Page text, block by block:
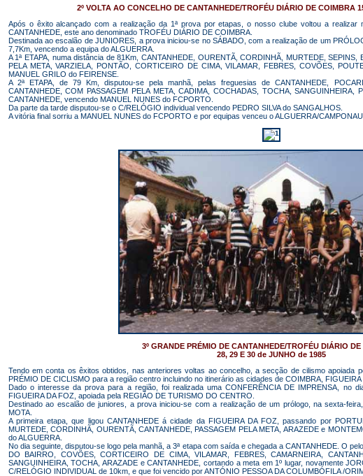
2º VOLTA AO CONCELHO DE CANTANHEDE/TROFÉU DIÁRIO DE COIMBRA
Após o êxito alcançado com a realização da 1ª prova por etapas, o nosso clube voltou a realizar
CANTANHEDE, este ano denominado TROFÉU DIÁRIO DE COIMBRA.
Destinada ao escalão de JUNIORES, a prova iniciou-se no SÁBADO, com a realização de um
7,7Km, vencendo a equipa do ALGUERRA.
A 1ª ETAPA, numa distância de 81Km, CANTANHEDE, OURENTÃ, CORDINHÃ, MURTEDE,
PELA META, VARZIELA, PONTÃO, CORTICEIRO DE CIMA, VILAMAR, FEBRES, COVÕES,
MANUEL GRILO do FEIRENSE.
A 2ª ETAPA, de 79 Km, disputou-se pela manhã, pelas freguesias de CANTANHEDE,
CANTANHEDE, COM PASSAGEM PELA META, CADIMA, COCHADAS, TOCHA, SANGUINHEIRA,
CANTANHEDE, vencendo MANUEL NUNES do FCPORTO.
Da parte da tarde disputou-se o C/RELÓGIO individual vencendo PEDRO SILVA do SANGALHOS.
A vitória final sorriu a MANUEL NUNES do FCPORTO e por equipas venceu o ALGUERRA/
3º GRANDE PRÉMIO DE CANTANHEDE/TROFÉU DIÁRIO
28, 29 E 30 de JUNHO de 1985
Tendo em conta os êxitos obtidos, nas anteriores voltas ao concelho, a secção de cilismo apoiada
PRÉMIO DE CICLISMO para a região centro incluindo no itinerário as cidades de COIMBRA,
Dado o interesse da prova para a região, foi realizada uma CONFERÊNCIA DE IMPRENSA, no
FIGUEIRA DA FOZ, apoiada pela REGIÃO DE TURISMO DO CENTRO.
Destinado ao escalão de juniores, a prova iniciou-se com a realização de um prólogo, na sexta-
MOTA.
A primeira etapa, que ligou CANTANHEDE á cidade da FIGUEIRA DA FOZ, passando por
MURTEDE, CORDINHÃ, OURENTÃ, CANTANHEDE, PASSAGEM PELA META, ARAZEDE e
do ALGUERRA.
No dia seguinte, disputou-se logo pela manhã, a 3ª etapa com saída e chegada a CANTANHEDE. O
DO BAIRRO, COVÕES, CORTICEIRO DE CIMA, VILAMAR, FEBRES, CAMARNEIRA,
SANGUINHEIRA, TOCHA, ARAZADE e CANTANHEDE, cortando a meta em 1º lugar, novamente
C/RELÓGIO INDIVIDUAL de 10km, e que foi vencido por ANTÓNIO PESSOA DA COLUMBÓFILA /